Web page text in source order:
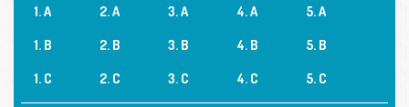
1. A
1. B
1. C
2. A
2. B
2. C
3. A
3. B
3. C
4. A
4. B
4. C
5. A
5. B
5. C